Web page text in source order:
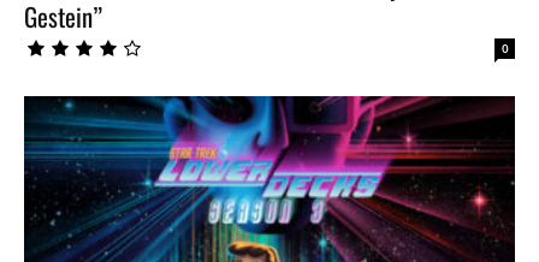
Gestein”
0